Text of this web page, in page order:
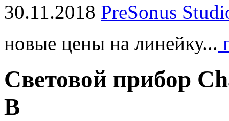
30.11.2018 PreSonus
новые цены на линейку...
Световой прибор
B